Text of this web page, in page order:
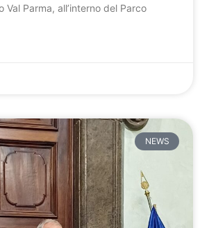
Val Parma, all’interno del Parco
NEWS